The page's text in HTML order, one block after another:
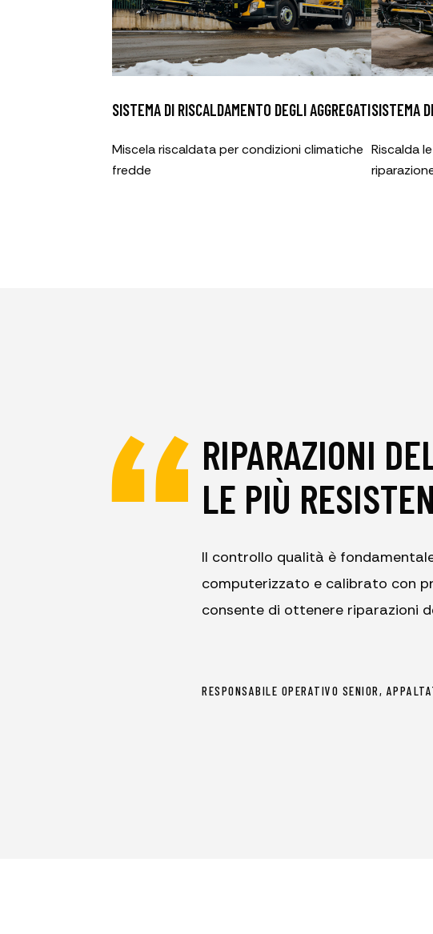
SISTEMA DI RISCALDAMENTO DEGLI AGGREGATI
Miscela riscaldata per condizioni climatiche
fredde
SISTEMA
Riscalda
RIPARAZIONI
LE PIÙ
Il controllo qualità è
computerizzato e calibrato con
consente di ottenere riparazioni
RESPONSABILE OPERATIVO SENIOR,